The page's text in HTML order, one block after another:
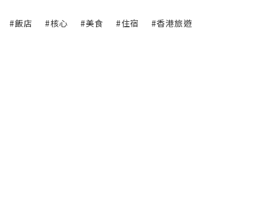
#飯店 #核心 #美食 #住宿 #香港旅遊